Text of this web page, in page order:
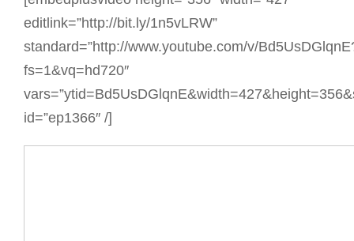
editlink=”http://bit.ly/1n5vLRW”
standard=”http://www.youtube.com/v/
fs=1&vq=hd720″
id=”ep1366″ /]